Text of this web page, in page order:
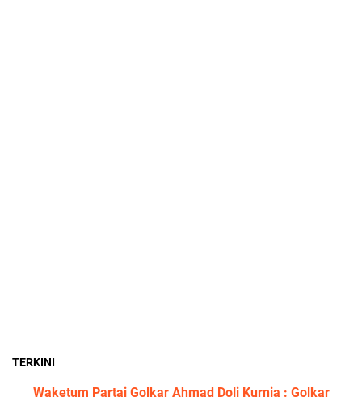
TERKINI
Waketum Partai Golkar Ahmad Doli Kurnia : Golkar